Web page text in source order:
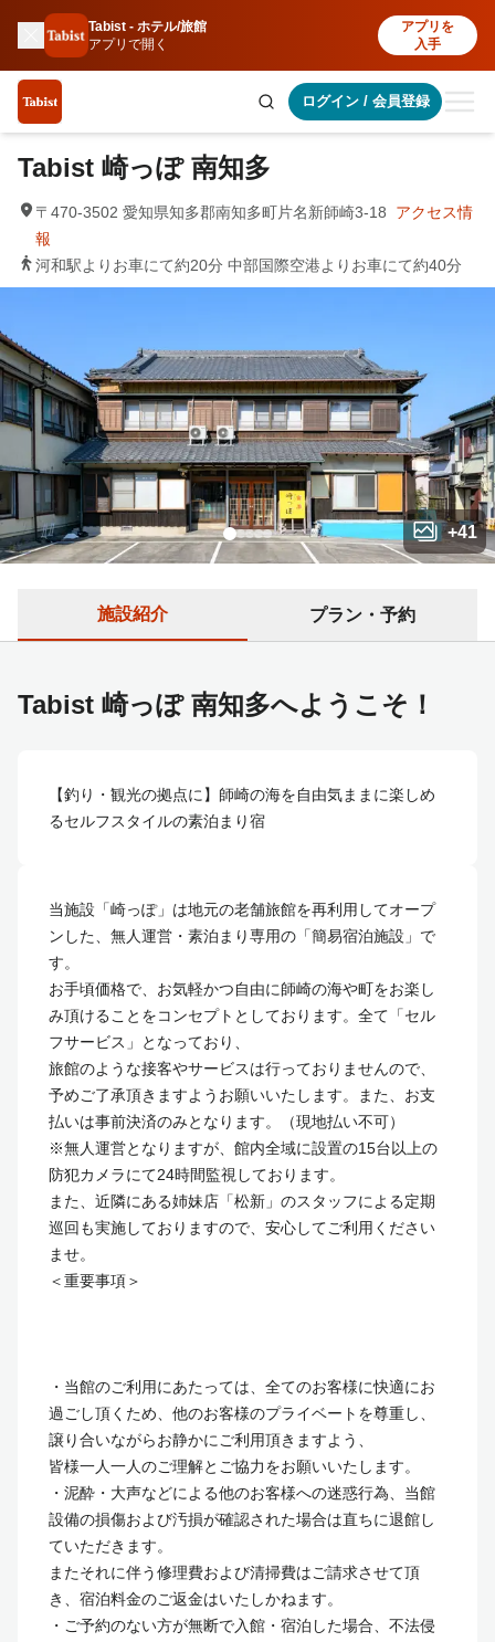
Tabist - ホテル/旅館
アプリで開く
アプリを
入手
ログイン/ 会員登録
+41
Tabist 崎っぽ 南知多
〒470-3502 愛知県知多郡南知多町片名新師崎3-18
アクセス情
報
河和駅よりお車にて約20分 中部国際空港よりお車にて約40分
施設紹介 プラン・予約
Tabist 崎っぽ 南知多へようこそ！
【釣り・観光の拠点に】師崎の海を自由気ままに楽しめ
るセルフスタイルの素泊まり宿
当施設「崎っぽ」は地元の老舗旅館を再利用してオープ
ンした、無人運営・素泊まり専用の「簡易宿泊施設」で
す。
お手頃価格で、お気軽かつ自由に師崎の海や町をお楽し
み頂けることをコンセプトとしております。全て「セル
フサービス」となっており、
旅館のような接客やサービスは行っておりませんので、
予めご了承頂きますようお願いいたします。また、お支
払いは事前決済のみとなります。（現地払い不可）
※無人運営となりますが、館内全域に設置の15台以上の
防犯カメラにて24時間監視しております。
また、近隣にある姉妹店「松新」のスタッフによる定期
巡回も実施しておりますので、安心してご利用ください
ませ。
＜重要事項＞
・当館のご利用にあたっては、全てのお客様に快適にお
過ごし頂くため、他のお客様のプライベートを尊重し、
譲り合いながらお静かにご利用頂きますよう、
皆様一人一人のご理解とご協力をお願いいたします。
・泥酔・大声などによる他のお客様への迷惑行為、当館
設備の損傷および汚損が確認された場合は直ちに退館し
ていただきます。
またそれに伴う修理費および清掃費はご請求させて頂
き、宿泊料金のご返金はいたしかねます。
・ご予約のない方が無断で入館・宿泊した場合、不法侵